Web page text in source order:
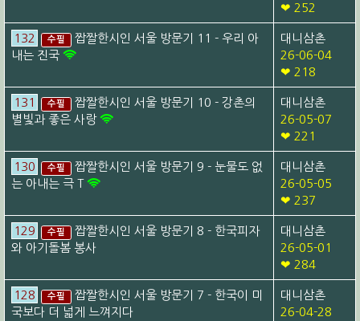
❤ 252
132 수필
짭짤한시인 서울 방문기 11 - 우리 아
내는 진국
대니삼촌
26-06-04
❤ 218
131 수필
짭짤한시인 서울 방문기 10 - 강촌의
별빛과 좋은 사랑
대니삼촌
26-05-07
❤ 221
130 수필
짭짤한시인 서울 방문기 9 - 눈물도 없
는 아내는 극 T
대니삼촌
26-05-05
❤ 237
129 수필
짭짤한시인 서울 방문기 8 - 한국피자
와 아기돌봄 봉사
대니삼촌
26-05-01
❤ 284
128 수필
짭짤한시인 서울 방문기 7 - 한국이 미
국보다 더 넓게 느껴지다
대니삼촌
26-04-28